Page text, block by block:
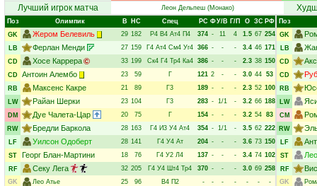
Лучший игрок матча
Леон Дельпеш(Монако)
Поз Олимпик В НC Спец РC ФУ/В Г/П О ЗС РФ
GK
Жером Белевиль 29 182 Р4 В4 Ат4 П4 374 - 11 4 1.5 67 254
LB
Ферлан Менди 27 159 Г4 Ат4 См4 Уг4 366 - - - 3.4 46 171
CD
Хосе Каррера 33 199 Ск4 Г4 Тр4 Ка4 386 - - - 2.3 38 150
CD Антоин Алембо 23 59 Г 121 2 - - 3.0 44 53
RB
Максенс Какре 21 89 Г3 189 - - - 2.3 52 100
LW
Райан Шерки 23 104 Г3 283 - 1/1 - 3.2 66 188
DM
Дуе Чалета-Цар 20 75 Г 154 - - - 3.2 54 83
RW
Бредли Баркола 28 163 Г4 И3 У4 Ат4 354 - 1/1 - 3.5 62 222
LF
Уилсон Одоберт 28 141 Г4 У4 Ат 204 - - - 3.6 73 150
ST
Георг Блан-Мартини 18 76 Г4 У2 Л4 137 - - - 3.4 74 102
RF
Секу Лега 32 205 Г4 У4 Шт4 Тр4 370 - - - 3.0 69 258
GK
Лео Атье 25 96 В4 П2 - - - - - -
-
Поз
GK
LB
CD
CD
RB
LW
CM
RW
LF
ST
RF
GK